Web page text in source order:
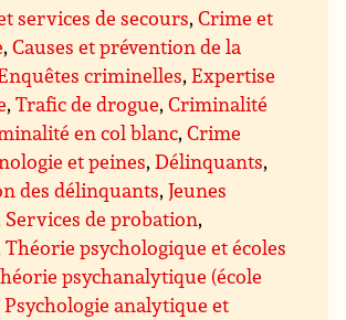
services de secours,Crime et
,Causes et prévention de la
criminelles,Expertise
,Trafic de drogue,Criminalité
en col blanc,Crime
et peines,Délinquants,
des délinquants,Jeunes
Services de probation,
Théorie psychologique et écoles
psychanalytique (école
Psychologie analytique et